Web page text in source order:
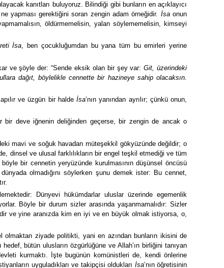
kanıtları buluyoruz. Bilindiği gibi bunların en açıklayıcı
yapması gerektiğini soran zengin adam örneğidir. İsa onun
öldürmemelisin, yalan söylememelisin, kimseyi
İsa, ben çocukluğumdan bu yana tüm bu emirleri yerine
ve şöyle der: “Sende eksik olan bir şey var:Git, üzerindeki
dağıt, böylelikle cennette bir hazineye sahip olacaksın.
ve üzgün bir haldeİsa’nın yanından ayrılır; çünkü onun,
bir deve iğnenin deliğinden geçerse, bir zengin de ancak o
mavi ve soğuk havadan müteşekkil gökyüzünde değildir; o
dinsel ve ulusal farklılıkların bir engel teşkil etmediği ve tüm
bir cennetin yeryüzünde kurulmasının düşünsel öncüsü
olmadığını söylerken şunu demek ister: Bu cennet,
Dünyevi hükümdarlar uluslar üzerinde egemenlik
Böyle bir durum sizler arasında yaşanmamalıdır: Sizler
ve yine aranızda kim en iyi ve en büyük olmak istiyorsa, o,
olmaktan ziyade politikti, yani en azından bunların ikisini de
bütün ulusların özgürlüğüne ve Allah’ın birliğini tanıyan
kurmaktı. İşte bugünün komünistleri de, kendi önlerine
uyguladıkları ve takipçisi oldukları İsa’nın öğretisinin